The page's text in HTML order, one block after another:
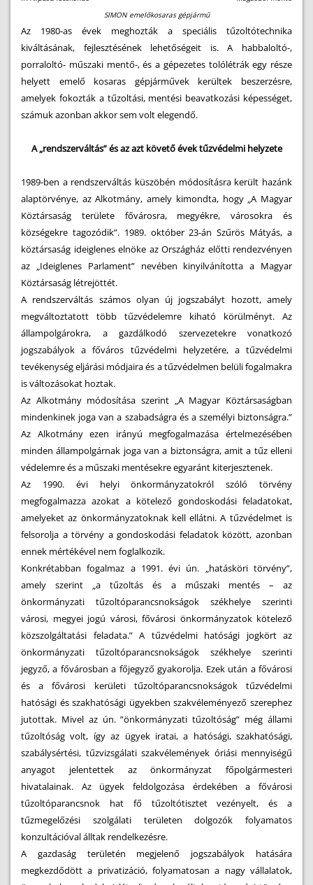
SIMON emelőkosaras gépjármű
Az 1980-as évek meghozták a speciális tűzoltótechnika
kiváltásának, fejlesztésének lehetőségeit is. A habbaloltó-,
porraloltó- műszaki mentő-, és a gépezetes tolólétrák egy része
helyett emelő kosaras gépjárművek kerültek beszerzésre,
amelyek fokozták a tűzoltási, mentési beavatkozási képességet,
számuk azonban akkor sem volt elegendő.
A „rendszerváltás” és az azt követő évek tűzvédelmi helyzete
1989-ben a rendszerváltás küszöbén módosításra került hazánk
alaptörvénye, az Alkotmány, amely kimondta, hogy „A Magyar
Köztársaság területe fővárosra, megyékre, városokra és
községekre tagozódik”. 1989. október 23-án Szűrös Mátyás, a
köztársaság ideiglenes elnöke az Országház előtti rendezvényen
az „Ideiglenes Parlament” nevében kinyilvánította a Magyar
Köztársaság létrejöttét.
A rendszerváltás számos olyan új jogszabályt hozott, amely
megváltoztatott több tűzvédelemre kiható körülményt. Az
állampolgárokra, a gazdálkodó szervezetekre vonatkozó
jogszabályok a főváros tűzvédelmi helyzetére, a tűzvédelmi
tevékenység eljárási módjaira és a tűzvédelmen belüli fogalmakra
is változásokat hoztak.
Az Alkotmány módosítása szerint „A Magyar Köztársaságban
mindenkinek joga van a szabadságra és a személyi biztonságra.”
Az Alkotmány ezen irányú megfogalmazása értelmezésében
minden állampolgárnak joga van a biztonságra, amit a tűz elleni
védelemre és a műszaki mentésekre egyaránt kiterjesztenek.
Az 1990. évi helyi önkormányzatokról szóló törvény
megfogalmazza azokat a kötelező gondoskodási feladatokat,
amelyeket az önkormányzatoknak kell ellátni. A tűzvédelmet is
felsorolja a törvény a gondoskodási feladatok között, azonban
ennek mértékével nem foglalkozik.
Konkrétabban fogalmaz a 1991. évi ún. „hatásköri törvény”,
amely szerint „a tűzoltás és a műszaki mentés – az
önkormányzati tűzoltóparancsnokságok székhelye szerinti
városi, megyei jogú városi, fővárosi önkormányzatok kötelező
közszolgáltatási feladata.” A tűzvédelmi hatósági jogkört az
önkormányzati tűzoltóparancsnokságok székhelye szerinti
jegyző, a fővárosban a főjegyző gyakorolja. Ezek után a fővárosi
és a fővárosi kerületi tűzoltóparancsnokságok tűzvédelmi
hatósági és szakhatósági ügyekben szakvéleményező szerephez
jutottak. Mivel az ún. ”önkormányzati tűzoltóság” még állami
tűzoltóság volt, így az ügyek iratai, a hatósági, szakhatósági,
szabálysértési, tűzvizsgálati szakvélemények óriási mennyiségű
anyagot jelentettek az önkormányzat főpolgármesteri
hivatalainak. Az ügyek feldolgozása érdekében a fővárosi
tűzoltóparancsnok hat fő tűzoltótisztet vezényelt, és a
tűzmegelőzési szolgálati területen dolgozók folyamatos
konzultációval álltak rendelkezésre.
A gazdaság területén megjelenő jogszabályok hatására
megkezdődött a privatizáció, folyamatosan a nagy vállalatok,